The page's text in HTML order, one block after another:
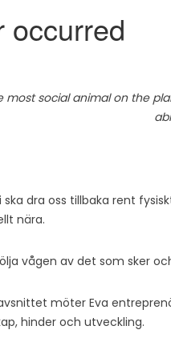
most social animal on the
ska dra oss tillbaka rent
nära.
vågen av det som sker
möter Eva
hinder och utveckling.